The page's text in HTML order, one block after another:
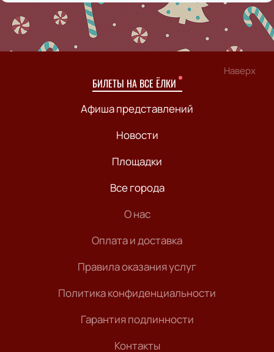
Наверх
БИЛЕТЫ НА ВСЕ ЁЛКИ
Афиша представлений
Новости
Площадки
Все города
О нас
Оплата и доставка
Правила оказания услуг
Политика конфиденциальности
Гарантия подлинности
Контакты